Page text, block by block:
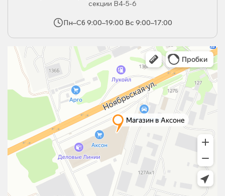
секции В4-5-6
Пн–Сб 9:00–19:00 Вс 9:00–17:00